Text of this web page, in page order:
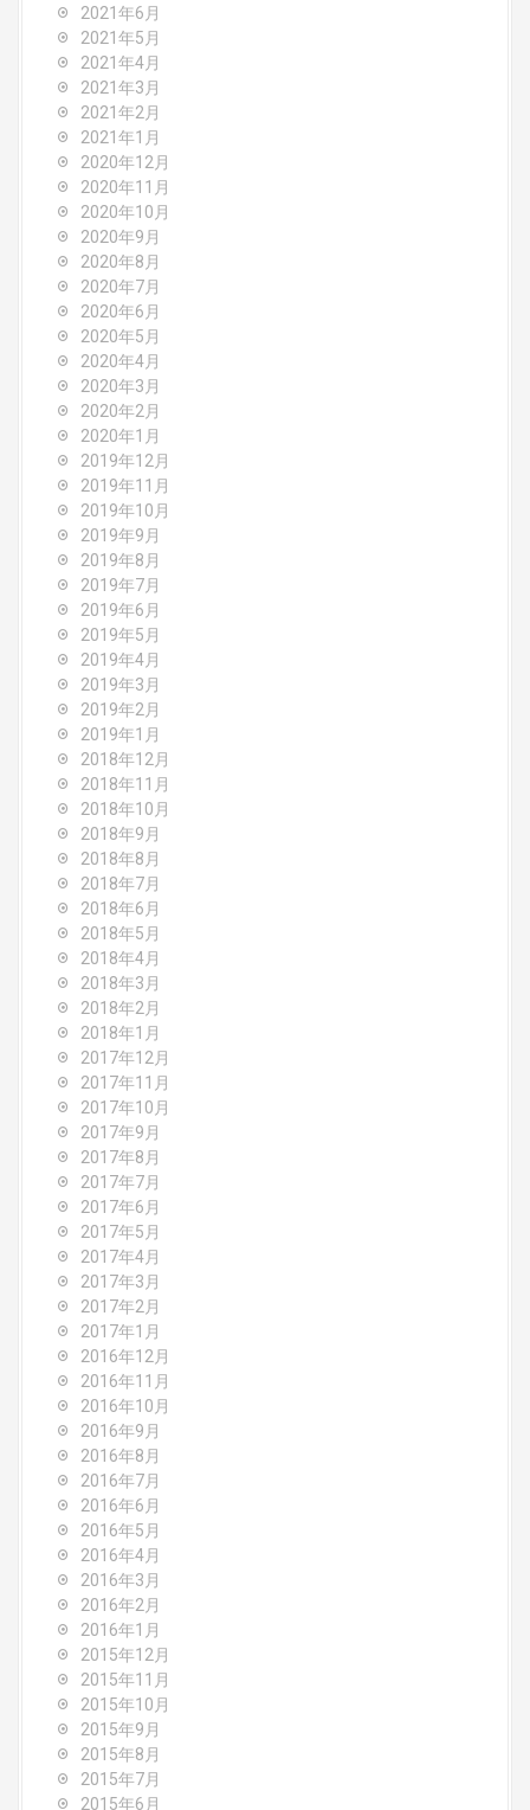
2021年6月
2021年5月
2021年4月
2021年3月
2021年2月
2021年1月
2020年12月
2020年11月
2020年10月
2020年9月
2020年8月
2020年7月
2020年6月
2020年5月
2020年4月
2020年3月
2020年2月
2020年1月
2019年12月
2019年11月
2019年10月
2019年9月
2019年8月
2019年7月
2019年6月
2019年5月
2019年4月
2019年3月
2019年2月
2019年1月
2018年12月
2018年11月
2018年10月
2018年9月
2018年8月
2018年7月
2018年6月
2018年5月
2018年4月
2018年3月
2018年2月
2018年1月
2017年12月
2017年11月
2017年10月
2017年9月
2017年8月
2017年7月
2017年6月
2017年5月
2017年4月
2017年3月
2017年2月
2017年1月
2016年12月
2016年11月
2016年10月
2016年9月
2016年8月
2016年7月
2016年6月
2016年5月
2016年4月
2016年3月
2016年2月
2016年1月
2015年12月
2015年11月
2015年10月
2015年9月
2015年8月
2015年7月
2015年6月